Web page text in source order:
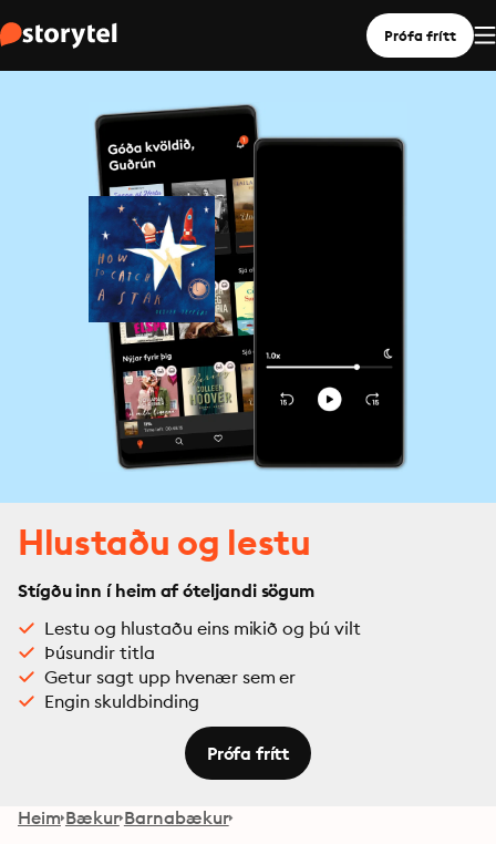
Prófa frítt
Hlustaðu og lestu
Stígðu inn í heim af óteljandi sögum
Lestu og hlustaðu eins mikið og þú vilt
Þúsundir titla
Getur sagt upp hvenær sem er
Engin skuldbinding
Prófa frítt
Heim Bækur Barnabækur